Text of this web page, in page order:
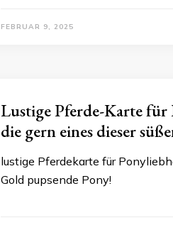
FEBRUAR 9, 2025
Lustige Pferde-Karte für
die gern eines dieser
lustige Pferdekarte für
Gold pupsende Pony!